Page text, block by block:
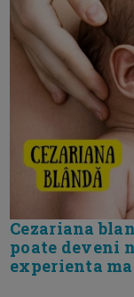
Cezariana
poate deveni
experienta